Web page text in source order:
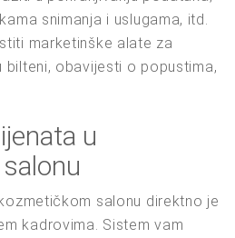
snimanja i uslugama, itd.
marketinške alate za
bilteni, obavijesti o popustima,
u
salonu direktno je
kadrovima. Sistem vam